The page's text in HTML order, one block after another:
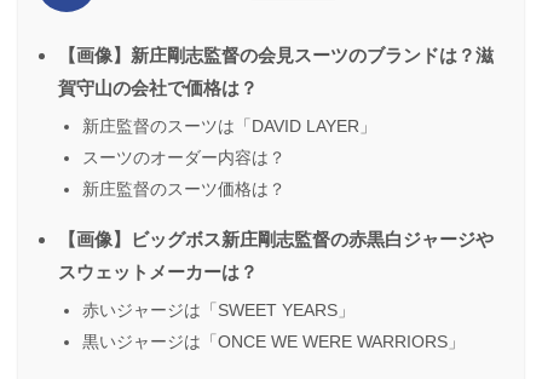
【画像】新庄剛志監督の会見スーツのブランドは？滋
賀守山の会社で価格は？
新庄監督のスーツは「DAVID LAYER」
スーツのオーダー内容は？
新庄監督のスーツ価格は？
【画像】ビッグボス新庄剛志監督の赤黒白ジャージや
スウェットメーカーは？
赤いジャージは「SWEET YEARS」
黒いジャージは「ONCE WE WERE WARRIORS」